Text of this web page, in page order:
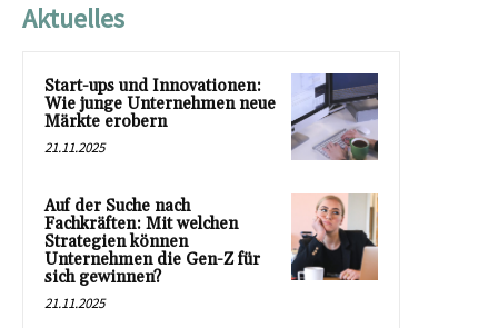
Aktuelles
Start-ups und Innovationen:
Wie junge Unternehmen neue
Märkte erobern
21.11.2025
Auf der Suche nach
Fachkräften: Mit welchen
Strategien können
Unternehmen die Gen-Z für
sich gewinnen?
21.11.2025